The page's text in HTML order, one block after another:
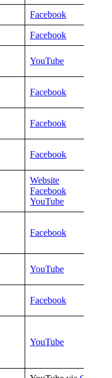
Facebook
Facebook
YouTube
Facebook
Facebook
Facebook
Website
Facebook
YouTube
Facebook
YouTube
Facebook
YouTube